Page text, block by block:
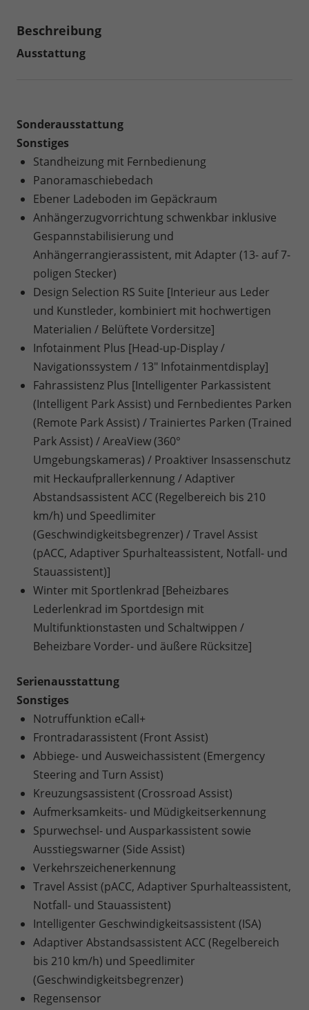
Beschreibung
Ausstattung
Sonderausstattung
Sonstiges
Standheizung mit Fernbedienung
Panoramaschiebedach
Ebener Ladeboden im Gepäckraum
Anhängerzugvorrichtung schwenkbar inklusive
Gespannstabilisierung und
Anhängerrangierassistent, mit Adapter (13- auf 7-
poligen Stecker)
Design Selection RS Suite [Interieur aus Leder
und Kunstleder, kombiniert mit hochwertigen
Materialien / Belüftete Vordersitze]
Infotainment Plus [Head-up-Display /
Navigationssystem / 13" Infotainmentdisplay]
Fahrassistenz Plus [Intelligenter Parkassistent
(Intelligent Park Assist) und Fernbedientes Parken
(Remote Park Assist) / Trainiertes Parken (Trained
Park Assist) / AreaView (360°
Umgebungskameras) / Proaktiver Insassenschutz
mit Heckaufprallerkennung / Adaptiver
Abstandsassistent ACC (Regelbereich bis 210
km/h) und Speedlimiter
(Geschwindigkeitsbegrenzer) / Travel Assist
(pACC, Adaptiver Spurhalteassistent, Notfall- und
Stauassistent)]
Winter mit Sportlenkrad [Beheizbares
Lederlenkrad im Sportdesign mit
Multifunktionstasten und Schaltwippen /
Beheizbare Vorder- und äußere Rücksitze]
Serienausstattung
Sonstiges
Notruffunktion eCall+
Frontradarassistent (Front Assist)
Abbiege- und Ausweichassistent (Emergency
Steering and Turn Assist)
Kreuzungsassistent (Crossroad Assist)
Aufmerksamkeits- und Müdigkeitserkennung
Spurwechsel- und Ausparkassistent sowie
Ausstiegswarner (Side Assist)
Verkehrszeichenerkennung
Travel Assist (pACC, Adaptiver Spurhalteassistent,
Notfall- und Stauassistent)
Intelligenter Geschwindigkeitsassistent (ISA)
Adaptiver Abstandsassistent ACC (Regelbereich
bis 210 km/h) und Speedlimiter
(Geschwindigkeitsbegrenzer)
Regensensor